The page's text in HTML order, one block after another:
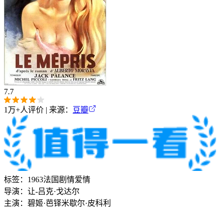
7.7
1万+人评价 | 来源： 豆瓣
标签： 1963法国剧情爱情
导演： 让-吕克·戈达尔
主演： 碧姬·芭铎米歇尔·皮科利